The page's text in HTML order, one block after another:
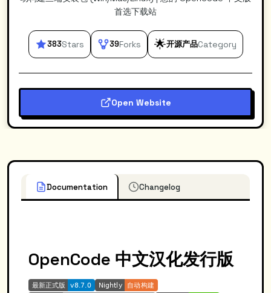
首选下载站
383Stars 39Forks 🌟开源产品Category
Open Website
Documentation Changelog
OpenCode 中文汉化发行版